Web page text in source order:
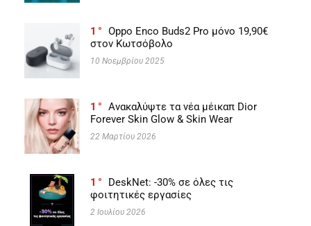
1
Oppo Enco Buds2 Pro μόνο 19,90€
στον Κωτσόβολο
10 Νοεμβρίου 2025
1
Ανακαλύψτε τα νέα μέικαπ Dior
Forever Skin Glow & Skin Wear
22 Μαρτίου 2026
1
DeskNet: -30% σε όλες τις
φοιτητικές εργασίες
2 Ιουλίου 2026